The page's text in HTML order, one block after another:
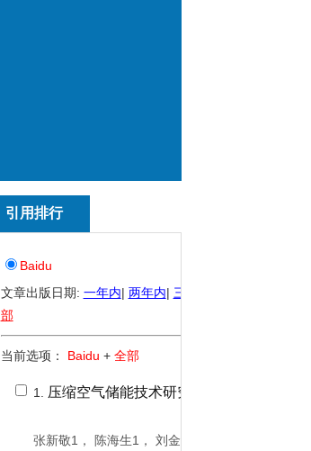
引用排行
Baidu
文章出版日期: 一年内| 两年内| 三年内
部
当前选项： Baidu + 全部
1. 压缩空气储能技术研究进展
张新敬1， 陈海生1， 刘金超1,2,李